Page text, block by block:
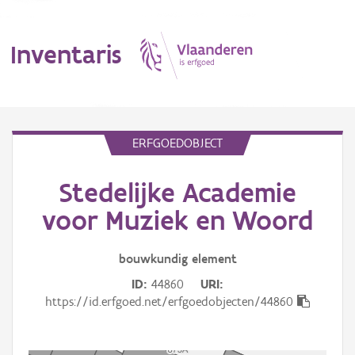
Inventaris
Erfgoedobject
Aanduidingsobject
ERFGOEDOBJECT
Stedelijke Academie
voor Muziek en Woord
bouwkundig element
ID 44860
URI
https://id.erfgoed.net/erfgoedobjecten/44860